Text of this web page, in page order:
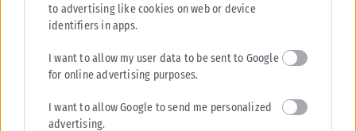
to advertising like cookies on web or device
identifiers in apps.
I want to allow my user data to be sent to Google
for online advertising purposes.
I want to allow Google to send me personalized
advertising.